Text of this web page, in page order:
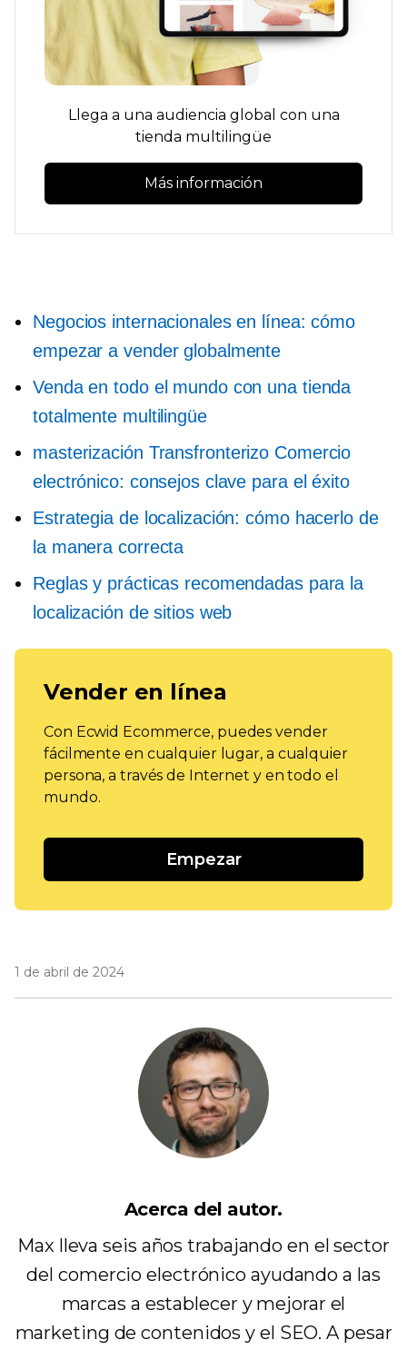
Llega a una audiencia global con una
tienda multilingüe
Más información
Negocios internacionales en línea: cómo
empezar a vender globalmente
Venda en todo el mundo con una tienda
totalmente multilingüe
masterización Transfronterizo Comercio
electrónico: consejos clave para el éxito
Estrategia de localización: cómo hacerlo de
la manera correcta
Reglas y prácticas recomendadas para la
localización de sitios web
Vender en línea
Con Ecwid Ecommerce, puedes vender
fácilmente en cualquier lugar, a cualquier
persona, a través de Internet y en todo el
mundo.
Empezar
1 de abril de 2024
Acerca del autor.
Max lleva seis años trabajando en el sector
del comercio electrónico ayudando a las
marcas a establecer y mejorar el
marketing de contenidos y el SEO. A pesar